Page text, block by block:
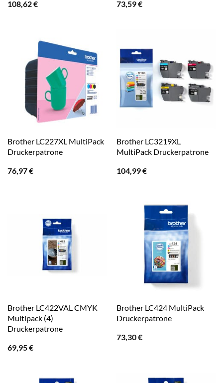
108,62€
73,59€
Brother LC227XL MultiPack
Druckerpatrone
76,97€
Brother LC3219XL
MultiPack Druckerpatrone
104,99€
Brother LC422VAL CMYK
Multipack (4)
Druckerpatrone
69,95€
Brother LC424 MultiPack
Druckerpatrone
73,30€